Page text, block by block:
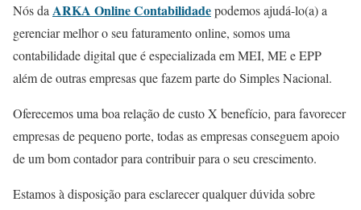
Nós da ARKA Online Contabilidadepodemos ajudá-lo(a) a
gerenciar melhor o seu faturamento online, somos uma
contabilidade digital que é especializada em MEI, ME e EPP
além de outras empresas que fazem parte do Simples Nacional.
Oferecemos uma boa relação de custo X benefício, para favorecer
empresas de pequeno porte, todas as empresas conseguem apoio
de um bom contador para contribuir para o seu crescimento.
Estamos à disposição para esclarecer qualquer dúvida sobre